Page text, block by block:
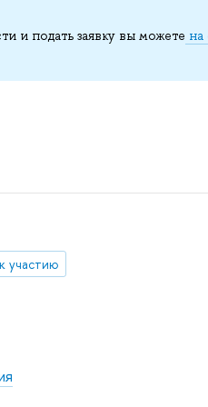
и подать заявку вы можете на
участию